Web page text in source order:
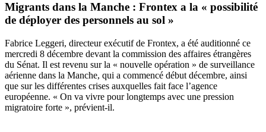
Migrants dans la Manche : Frontex a la « possibilité
de déployer des personnels au sol »
Fabrice Leggeri, directeur exécutif de Frontex, a été auditionné ce
mercredi 8 décembre devant la commission des affaires étrangères
du Sénat. Il est revenu sur la « nouvelle opération » de surveillance
aérienne dans la Manche, qui a commencé début décembre, ainsi
que sur les différentes crises auxquelles fait face l’agence
européenne. « On va vivre pour longtemps avec une pression
migratoire forte », prévient-il.